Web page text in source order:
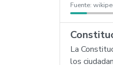
Fuente:
La
los